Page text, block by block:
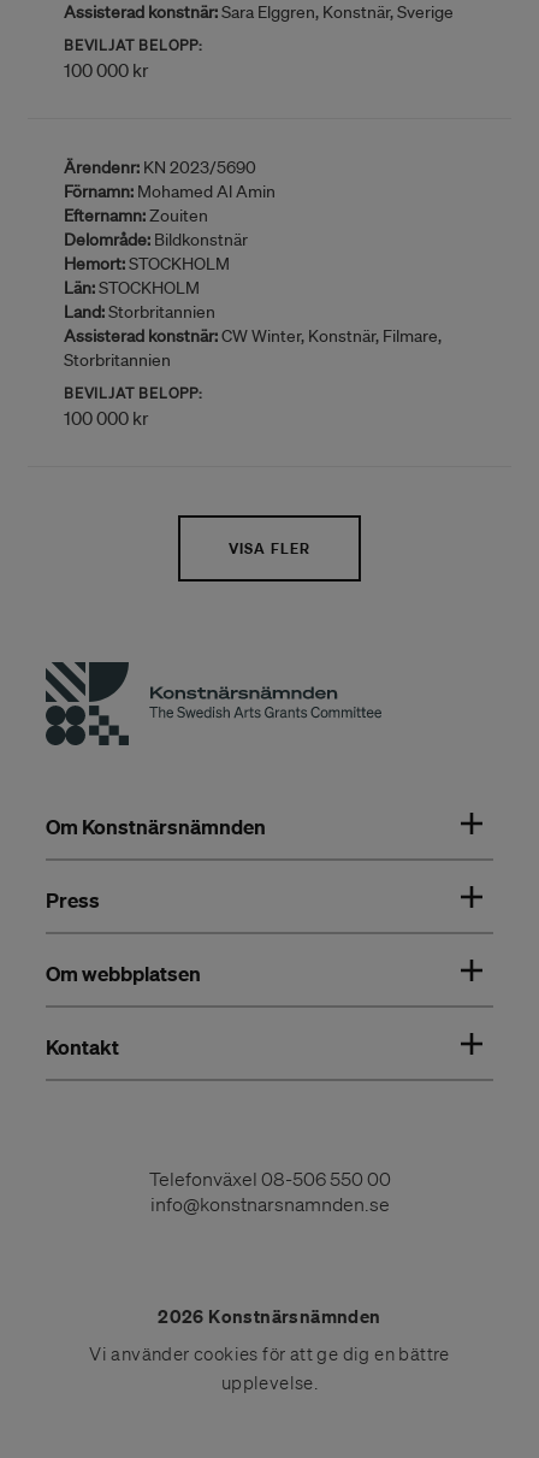
Assisterad konstnär:Sara Elggren, Konstnär, Sverige
BEVILJAT BELOPP:
100 000 kr
Ärendenr: KN 2023/5690
Förnamn: Mohamed Al Amin
Efternamn:Zouiten
Delområde: Bildkonstnär
Hemort:STOCKHOLM
Län:STOCKHOLM
Land:Storbritannien
Assisterad konstnär:CW Winter, Konstnär, Filmare,
Storbritannien
BEVILJAT BELOPP:
100 000 kr
VISA FLER
Om Konstnärsnämnden
Press
Om webbplatsen
Kontakt
Telefonväxel 08-506 550 00
info@konstnarsnamnden.se
2026 Konstnärsnämnden
Vi använder cookies för att ge dig en bättre
upplevelse.